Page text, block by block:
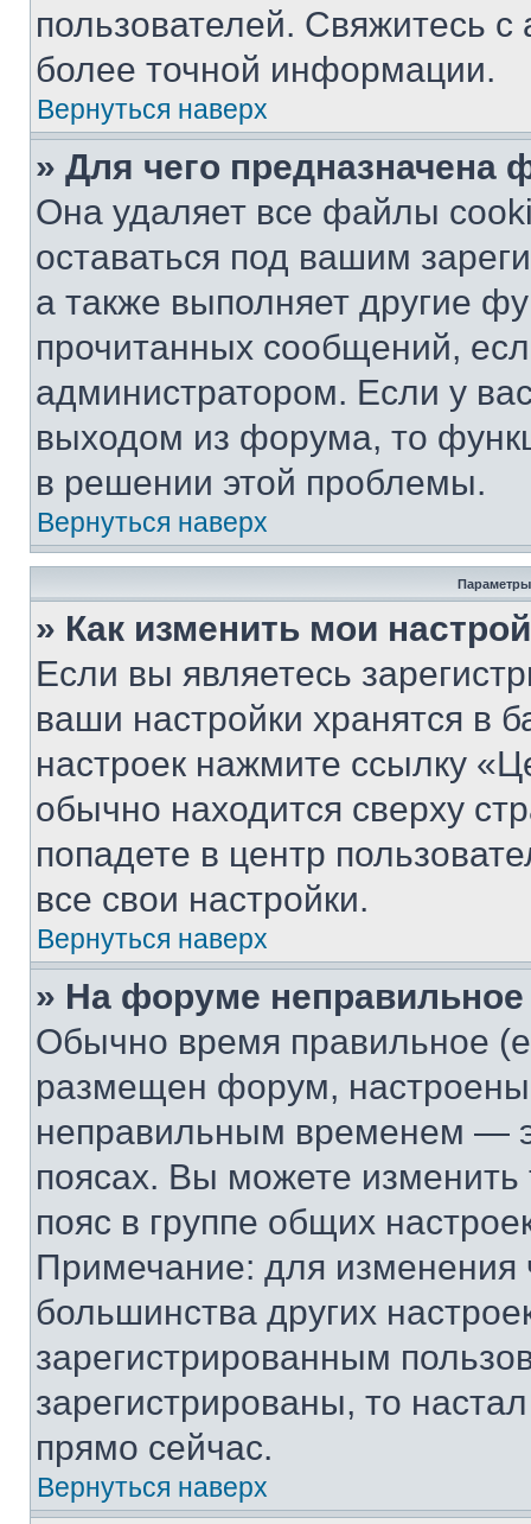
пользователей. Свяжитесь
более точной информации.
Вернуться наверх
» Для чего предназначена
Она удаляет все файлы
оставаться под вашим
а также выполняет другие
прочитанных сообщений,
администратором. Если у
выходом из форума, то
в решении этой проблемы.
Вернуться наверх
Параметры
» Как изменить мои
Если вы являетесь
ваши настройки хранятся в
настроек нажмите ссылку
обычно находится сверху
попадете в центр
все свои настройки.
Вернуться наверх
» На форуме
Обычно время правильное
размещен форум, настроены
неправильным временем —
поясах. Вы можете изменить
пояс в группе общих
Примечание: для изменения
большинства других
зарегистрированным
зарегистрированы, то
прямо сейчас.
Вернуться наверх